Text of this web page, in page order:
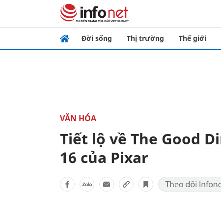
Đời sống Thị trường Thế giới
VĂN HÓA
Tiết lộ về The Good
16 của Pixar